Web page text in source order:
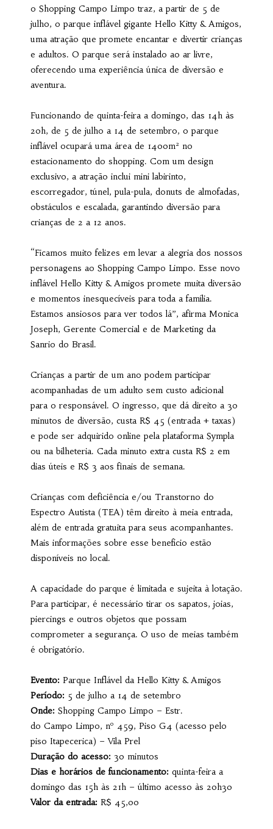
o Shopping Campo Limpo traz, a partir de 5 de
julho, o parque inflável gigante Hello Kitty & Amigos,
uma atração que promete encantar e divertir crianças
e adultos. O parque será instalado ao ar livre,
oferecendo uma experiência única de diversão e
aventura.
Funcionando de quinta-feira a domingo, das 14h às
20h, de 5 de julho a 14 de setembro, o parque
inflável ocupará uma área de 1400m² no
estacionamento do shopping. Com um design
exclusivo, a atração inclui mini labirinto,
escorregador, túnel, pula-pula, donuts de almofadas,
obstáculos e escalada, garantindo diversão para
crianças de 2 a 12 anos.
“Ficamos muito felizes em levar a alegria dos nossos
personagens ao Shopping Campo Limpo. Esse novo
inflável Hello Kitty & Amigos promete muita diversão
e momentos inesquecíveis para toda a família.
Estamos ansiosos para ver todos lá”, afirma Monica
Joseph, Gerente Comercial e de Marketing da
Sanrio do Brasil.
Crianças a partir de um ano podem participar
acompanhadas de um adulto sem custo adicional
para o responsável. O ingresso, que dá direito a 30
minutos de diversão, custa R$ 45 (entrada + taxas)
e pode ser adquirido online pela plataforma Sympla
ou na bilheteria. Cada minuto extra custa R$ 2 em
dias úteis e R$ 3 aos finais de semana.
Crianças com deficiência e/ou Transtorno do
Espectro Autista (TEA) têm direito à meia entrada,
além de entrada gratuita para seus acompanhantes.
Mais informações sobre esse benefício estão
disponíveis no local.
A capacidade do parque é limitada e sujeita à lotação.
Para participar, é necessário tirar os sapatos, joias,
piercings e outros objetos que possam
comprometer a segurança. O uso de meias também
é obrigatório.
Evento: Parque Inflável da Hello Kitty & Amigos
Período: 5 de julho a 14 de setembro
Onde: Shopping Campo Limpo – Estr.
do Campo Limpo, nº 459, Piso G4 (acesso pelo
piso Itapecerica) – Vila Prel
Duração do acesso: 30 minutos
Dias e horários de funcionamento: quinta-feira a
domingo das 15h às 21h – último acesso às 20h30
Valor da entrada: R$ 45,00